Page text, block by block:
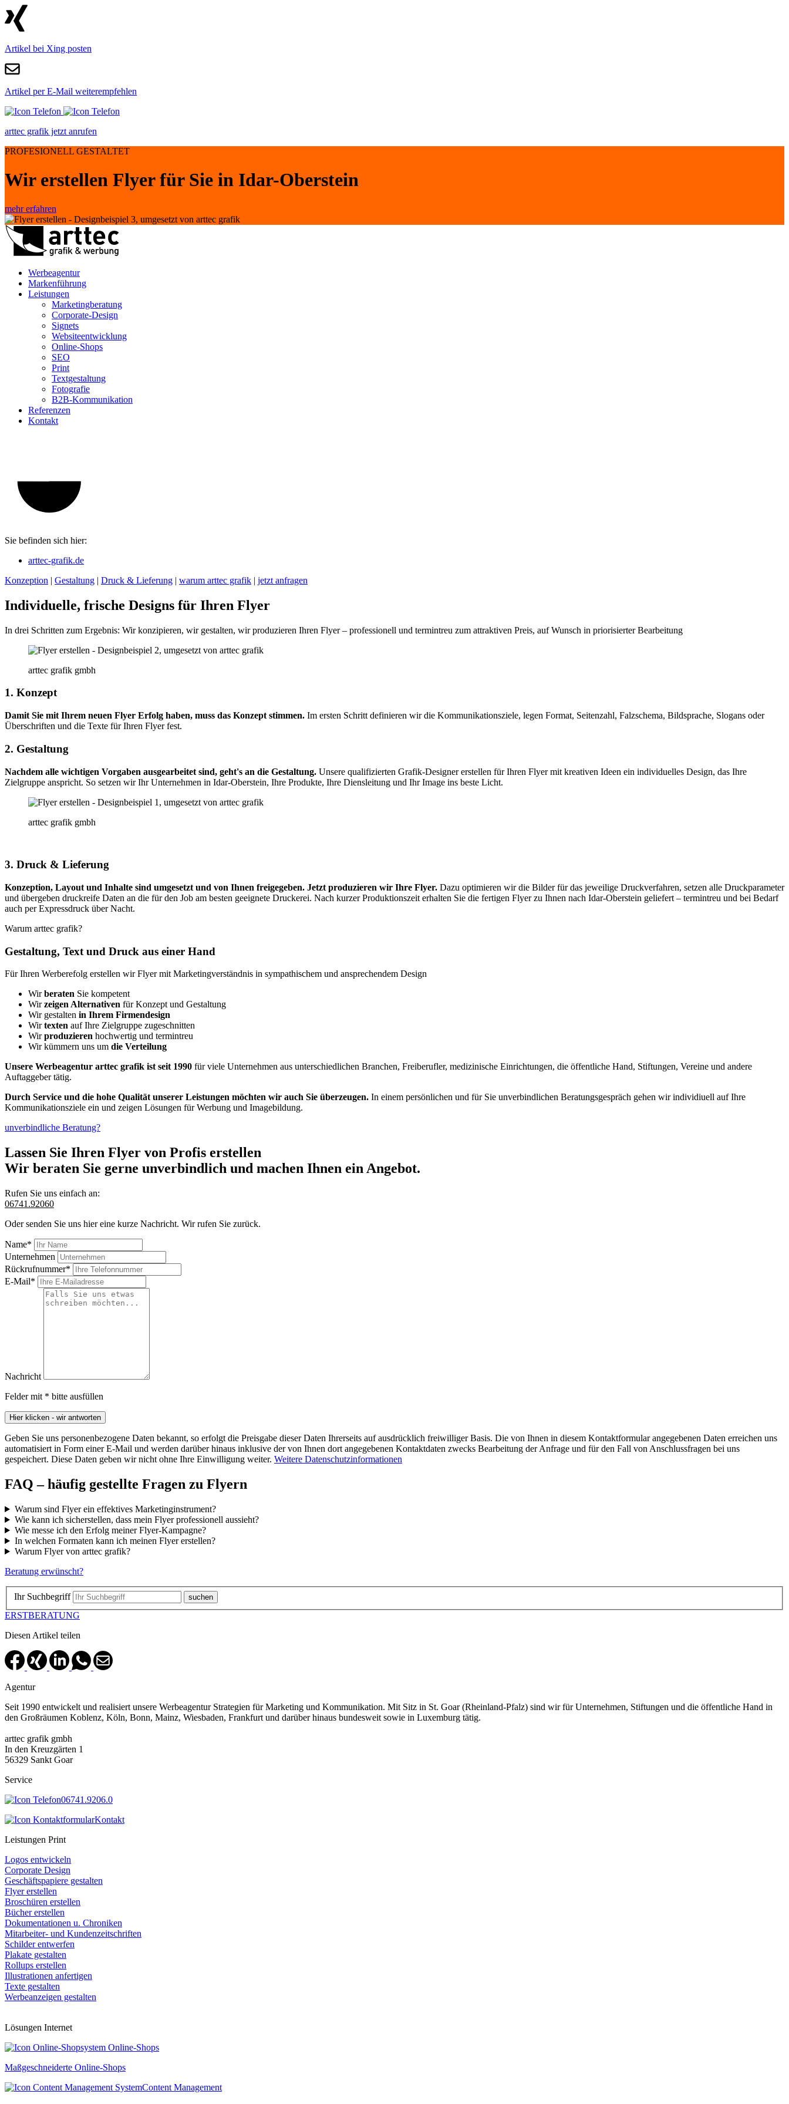
Artikel bei Xing posten
Artikel per E-Mail weiterempfehlen
arttec grafik jetzt anrufen
PROFESIONELL GESTALTET
Wir erstellen Flyer für Sie in Idar-Oberstein
mehr erfahren
Werbeagentur
Markenführung
Leistungen
Marketingberatung
Corporate-Design
Signets
Websiteentwicklung
Online-Shops
SEO
Print
Textgestaltung
Fotografie
B2B-Kommunikation
Referenzen
Kontakt
Sie befinden sich hier:
arttec-grafik.de
Konzeption | Gestaltung | Druck & Lieferung | warum arttec grafik | jetzt anfragen
Individuelle, frische Designs für Ihren Flyer
In drei Schritten zum Ergebnis: Wir konzipieren, wir gestalten, wir produzieren Ihren Flyer – professionell und termintreu zum attraktiven Preis, auf Wunsch in priorisierter Bearbeitung
arttec grafik gmbh
1. Konzept
Damit Sie mit Ihrem neuen Flyer Erfolg haben, muss das Konzept stimmen. Im ersten Schritt definieren wir die Kommunikationsziele, legen Format, Seitenzahl, Falzschema, Bildsprache, Slogans oder
Überschriften und die Texte für Ihren Flyer fest.
2. Gestaltung
Nachdem alle wichtigen Vorgaben ausgearbeitet sind, geht's an die Gestaltung. Unsere qualifizierten Grafik-Designer erstellen für Ihren Flyer mit kreativen Ideen ein individuelles Design, das Ihre
Zielgruppe anspricht. So setzen wir Ihr Unternehmen in Idar-Oberstein, Ihre Produkte, Ihre Diensleitung und Ihr Image ins beste Licht.
arttec grafik gmbh
3. Druck & Lieferung
Konzeption, Layout und Inhalte sind umgesetzt und von Ihnen freigegeben. Jetzt produzieren wir Ihre Flyer. Dazu optimieren wir die Bilder für das jeweilige Druckverfahren, setzen alle Druckparameter
und übergeben druckreife Daten an die für den Job am besten geeignete Druckerei. Nach kurzer Produktionszeit erhalten Sie die fertigen Flyer zu Ihnen nach Idar-Oberstein geliefert – termintreu und bei Bedarf
auch per Expressdruck über Nacht.
Warum arttec grafik?
Gestaltung, Text und Druck aus einer Hand
Für Ihren Werberefolg erstellen wir Flyer mit Marketingverständnis in sympathischem und ansprechendem Design
Wirberaten Sie kompetent
Wirzeigen Alternativen für Konzept und Gestaltung
Wir gestalten in Ihrem Firmendesign
Wirtexten auf Ihre Zielgruppe zugeschnitten
Wirproduzieren hochwertig und termintreu
Wir kümmern uns um die Verteilung
Unsere Werbeagentur arttec grafik ist seit 1990 für viele Unternehmen aus unterschiedlichen Branchen, Freiberufler, medizinische Einrichtungen, die öffentliche Hand, Stiftungen, Vereine und andere
Auftaggeber tätig.
Durch Service und die hohe Qualität unserer Leistungen möchten wir auch Sie überzeugen. In einem persönlichen und für Sie unverbindlichen Beratungsgespräch gehen wir individiuell auf Ihre
Kommunikationsziele ein und zeigen Lösungen für Werbung und Imagebildung.
unverbindliche Beratung?
Lassen Sie Ihren Flyer von Profis erstellen
Wir beraten Sie gerne unverbindlich und machen Ihnen ein Angebot.
Rufen Sie uns einfach an:
06741.92060
Oder senden Sie uns hier eine kurze Nachricht. Wir rufen Sie zurück.
Name*
Unternehmen
Rückrufnummer*
E-Mail*
Nachricht
Felder mit * bitte ausfüllen
Hier klicken - wir antworten
Geben Sie uns personenbezogene Daten bekannt, so erfolgt die Preisgabe dieser Daten Ihrerseits auf ausdrücklich freiwilliger Basis. Die von Ihnen in diesem Kontaktformular angegebenen Daten erreichen uns
automatisiert in Form einer E-Mail und werden darüber hinaus inklusive der von Ihnen dort angegebenen Kontaktdaten zwecks Bearbeitung der Anfrage und für den Fall von Anschlussfragen bei uns
gespeichert. Diese Daten geben wir nicht ohne Ihre Einwilligung weiter. Weitere Datenschutzinformationen
Bitte nicht ausfüllen
FAQ – häufig gestellte Fragen zu Flyern
Warum sind Flyer ein effektives Marketinginstrument?
Wie kann ich sicherstellen, dass mein Flyer professionell aussieht?
Wie messe ich den Erfolg meiner Flyer-Kampagne?
In welchen Formaten kann ich meinen Flyer erstellen?
Warum Flyer von arttec grafik?
Beratung erwünscht?
Ihr Suchbegriff
ERSTBERATUNG
Diesen Artikel teilen
Agentur
Seit 1990 entwickelt und realisiert unsere Werbeagentur Strategien für Marketing und Kommunikation. Mit Sitz in St. Goar (Rheinland-Pfalz) sind wir für Unternehmen, Stiftungen und die öffentliche Hand in
den Großräumen Koblenz, Köln, Bonn, Mainz, Wiesbaden, Frankfurt und darüber hinaus bundesweit sowie in Luxemburg tätig.
arttec grafik gmbh
In den Kreuzgärten 1
56329 Sankt Goar
Service
06741.9206.0
Kontakt
Leistungen Print
Logos entwickeln
Corporate Design
Geschäftspapiere gestalten
Flyer erstellen
Broschüren erstellen
Bücher erstellen
Dokumentationen u. Chroniken
Mitarbeiter- und Kundenzeitschriften
Schilder entwerfen
Plakate gestalten
Rollups erstellen
Illustrationen anfertigen
Texte gestalten
Werbeanzeigen gestalten
Lösungen Internet
Online-Shops
Maßgeschneiderte Online-Shops
Content Management